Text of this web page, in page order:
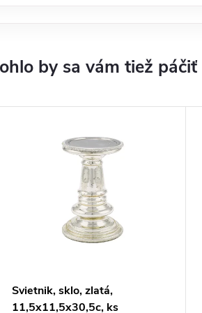
Svietnik, sklo, zlatá,
11,5x11,5x30,5c, ks